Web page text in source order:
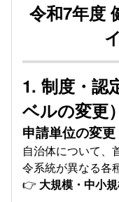
令和7年度
1. 制度・認
ベルの変更）
申請単位の変更
自治体について、
令系統が異なる各
👉 大規模・中小